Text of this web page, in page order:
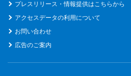
プレスリリース・情報提供はこちらから
アクセスデータの利用について
お問い合わせ
広告のご案内